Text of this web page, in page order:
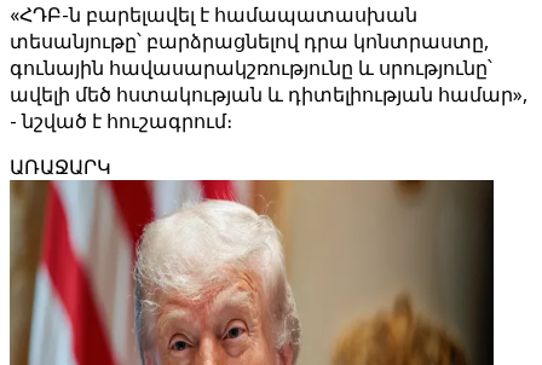
«ՀԴԲ-ն բարելավել է համապատասխան
տեսանյութը՝ բարձրացնելով դրա կոնտրաստը,
գունային հավասարակշռությունը և սրությունը՝
ավելի մեծ հստակության և դիտելիության համար»,
- նշված է հուշագրում։
ԱՌԱՋԱՐԿ